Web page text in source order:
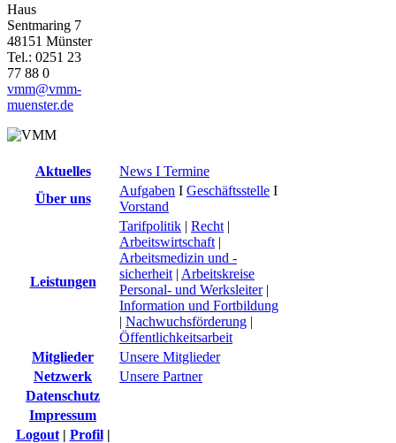
Haus
Sentmaring 7
48151 Münster
Tel.: 0251 23
77 88 0
vmm@vmm-
muenster.de
Aktuelles
News I Termine
Über uns
Aufgaben I Geschäftsstelle I
Vorstand
Leistungen
Tarifpolitik | Recht |
Arbeitswirtschaft |
Arbeitsmedizin und -
sicherheit | Arbeitskreise
Personal- und Werksleiter|
Information und Fortbildung
| Nachwuchsförderung |
Öffentlichkeitsarbeit
Mitglieder
Unsere Mitglieder
Netzwerk
Unsere Partner
Datenschutz
Impressum
Logout| Profil|